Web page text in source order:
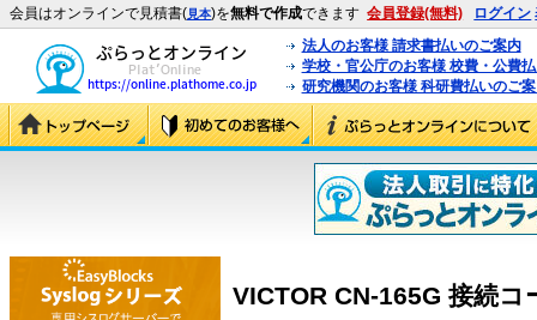
会員はオンラインで見積書(見本)を無料で作成できます 会員登録(無料) ログイン
法人のお客様 請求書払いのご案内
学校・官公庁のお客様 校費・公費
研究機関のお客様 科研費払いのご
VICTOR CN-165G 接続